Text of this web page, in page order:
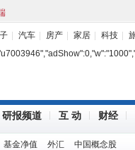
汽车 房产 家居 科技
研报频道 互 动 财经
基金净值 外汇 中国概念股